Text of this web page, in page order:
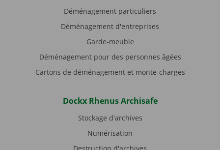
Déménagement particuliers
Déménagement d'entreprises
Garde-meuble
Déménagement pour des personnes âgées
Cartons de déménagement et monte-charges
Dockx Rhenus Archisafe
Stockage d'archives
Numérisation